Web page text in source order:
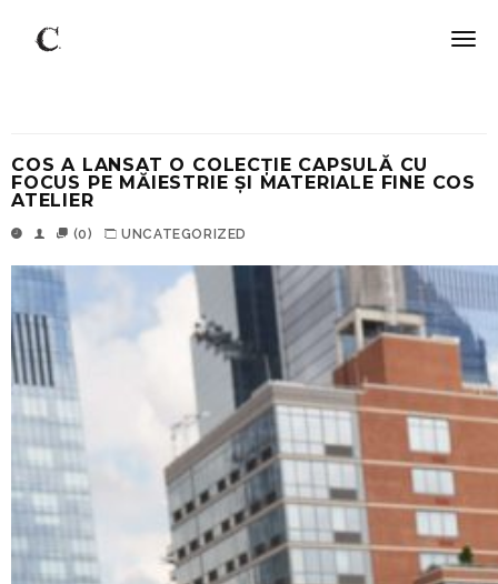
COS A LANSAT O COLECȚIE CAPSULĂ CU
FOCUS PE MĂIESTRIE ȘI MATERIALE FINE COS
ATELIER
(0) UNCATEGORIZED